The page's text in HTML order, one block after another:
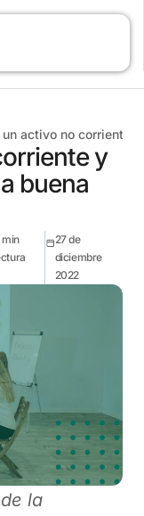
un activo no corriente
y
buena
min
27 de
diciembre
2022
la